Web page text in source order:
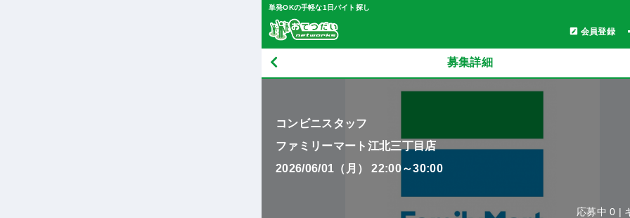
単発OKの手軽な1日バイト探し
会員登録
募集詳細
コンビニスタッフ
ファミリーマート江北三丁目店
2026/06/01（月） 22:00～30:00
応募中 0 |